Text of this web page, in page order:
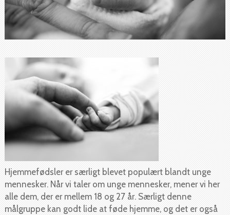
Hjemmefødsler er særligt blevet populært blandt unge
mennesker. Når vi taler om unge mennesker, mener vi her
alle dem, der er mellem 18 og 27 år. Særligt denne
målgruppe kan godt lide at føde hjemme, og det er også